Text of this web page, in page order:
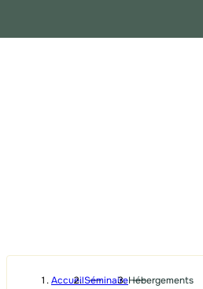
AccueilSéminaireHébergements